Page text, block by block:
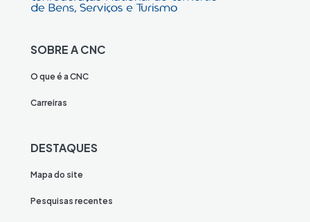
SOBRE A CNC
O que é a CNC
Carreiras
DESTAQUES
Mapa do site
Pesquisas recentes